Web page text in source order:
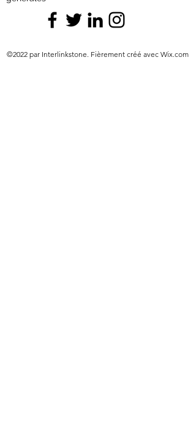
©2022 par Interlinkstone. Fièrement créé avec Wix.com